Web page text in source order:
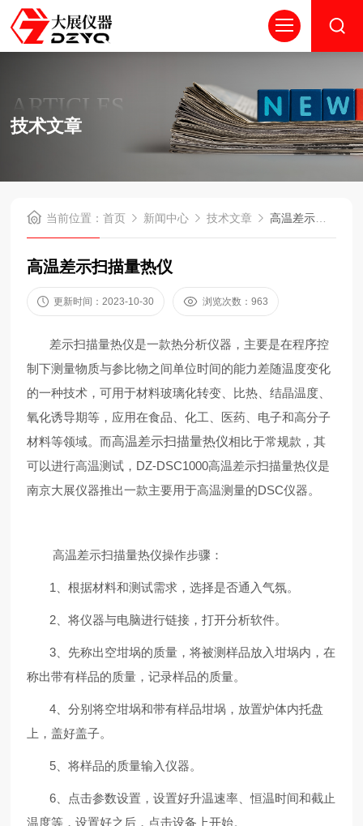
ARTICLES
技术文章
当前位置：首页 新闻中心 技术文章 高温差示扫描量热仪
高温差示扫描量热仪
更新时间：2023-10-30 浏览次数：963
差示扫描量热仪是一款热分析仪器，主要是在程序控
制下测量物质与参比物之间单位时间的能力差随温度变化
的一种技术，可用于材料玻璃化转变、比热、结晶温度、
氧化诱导期等，应用在食品、化工、医药、电子和高分子
材料等领域。而高温差示扫描量热仪相比于常规款，其
可以进行高温测试，DZ-DSC1000高温差示扫描量热仪是
南京大展仪器推出一款主要用于高温测量的DSC仪器。
高温差示扫描量热仪操作步骤：
1、根据材料和测试需求，选择是否通入气氛。
2、将仪器与电脑进行链接，打开分析软件。
3、先称出空坩埚的质量，将被测样品放入坩埚内，在
称出带有样品的质量，记录样品的质量。
4、分别将空坩埚和带有样品坩埚，放置炉体内托盘
上，盖好盖子。
5、将样品的质量输入仪器。
6、点击参数设置，设置好升温速率、恒温时间和截止
温度等，设置好之后，点击设备上开始。